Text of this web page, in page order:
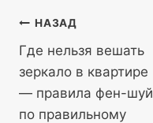
Навигация
по
записям
НАЗАД
Где нельзя вешать
зеркало в квартире
— правила фен-шуй
по правильному